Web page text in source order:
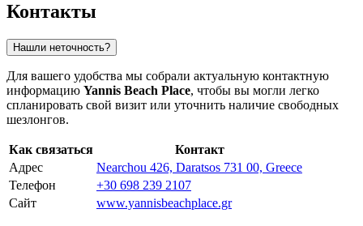
Контакты
Нашли неточность?
Для вашего удобства мы собрали актуальную контактную
информацию Yannis Beach Place, чтобы вы могли легко
спланировать свой визит или уточнить наличие свободных
шезлонгов.
Как связаться
Контакт
Адрес
Nearchou 426, Daratsos 731 00, Greece
Телефон
+30 698 239 2107
Сайт
www.yannisbeachplace.gr